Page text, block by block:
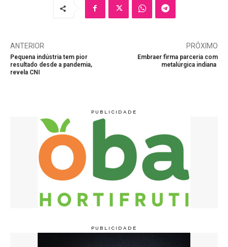
ANTERIOR
Pequena indústria tem pior
resultado desde a pandemia,
revela CNI
PRÓXIMO
Embraer firma parceria com
metalúrgica indiana